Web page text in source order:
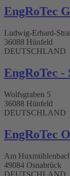
EngRoTec
Ludwig-Erhard-
36088 Hünfeld
DEUTSCHLAND
EngRoTec -
Wolfsgraben 5
36088 Hünfeld
DEUTSCHLAND
EngRoTec
Am
49084 Osnabrück
DEUTSCHLAND